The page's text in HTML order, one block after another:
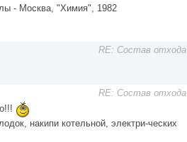
- Москва, "Химия", 1982
RE: Состав отхода
RE: Состав отхода
накипи котельной, электри-ческих